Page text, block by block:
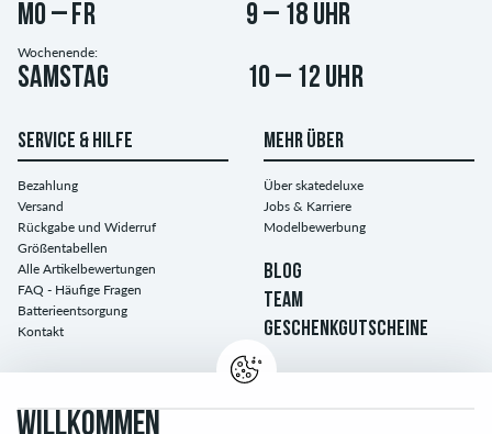
Mo – Fr 9 – 18 Uhr
Wochenende:
Samstag 10 – 12 Uhr
SERVICE & HILFE
Bezahlung
Versand
Rückgabe und Widerruf
Größentabellen
Alle Artikelbewertungen
FAQ - Häufige Fragen
Batterieentsorgung
Kontakt
MEHR ÜBER
Über skatedeluxe
Jobs & Karriere
Modelbewerbung
BLOG
TEAM
GESCHENKGUTSCHEINE
WILLKOMMEN